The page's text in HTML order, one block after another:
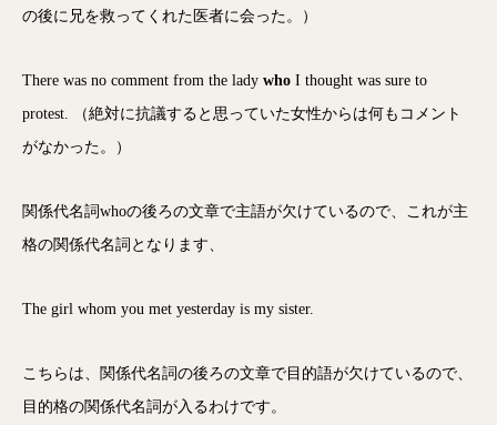
の後に兄を救ってくれた医者に会った。）
There was no comment from the lady who I thought was sure to
protest. （絶対に抗議すると思っていた女性からは何もコメント
がなかった。）
関係代名詞whoの後ろの文章で主語が欠けているので、これが主
格の関係代名詞となります、
The girl whom you met yesterday is my sister.
こちらは、関係代名詞の後ろの文章で目的語が欠けているので、
目的格の関係代名詞が入るわけです。